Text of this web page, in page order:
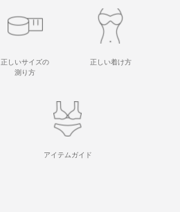
正しいサイズの
測り方
正しい着け方
アイテムガイド